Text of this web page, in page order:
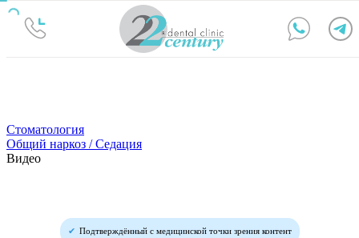
Стоматология
Общий наркоз / Седация
Видео
Подтверждённый с медицинской точки зрения контент